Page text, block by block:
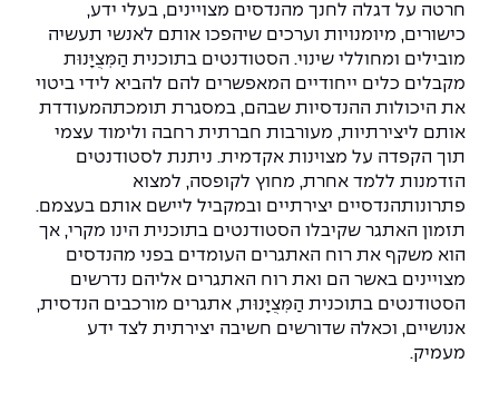
חרטה על דגלה לחנך מהנדסים מצויינים, בעלי ידע,
כישורים, מיומנויות וערכים שיהפכו אותם לאנשי תעשיה
מובילים ומחוללי שינוי. הסטודנטים בתוכנית הַמְּצֻיָּנוּת
מקבלים כלים ייחודיים המאפשרים להם להביא לידי ביטוי
את היכולות ההנדסיות שבהם, במסגרת תומכתהמעודדת
אותם ליצירתיות, מעורבות חברתית רחבה ולימוד עצמי
תוך הקפדה על מצוינות אקדמית. ניתנת לסטודנטים
הזדמנות ללמד אחרת, מחוץ לקופסה, למצוא
פתרונותהנדסיים יצירתיים ובמקביל ליישם אותם בעצמם.
תזמון האתגר שקיבלו הסטודנטים בתוכנית הינו מקרי, אך
הוא משקף את רוח האתגרים העומדים בפני מהנדסים
מצויינים באשר הם ואת רוח האתגרים אליהם נדרשים
הסטודנטים בתוכנית הַמְּצֻיָּנוּת, אתגרים מורכבים הנדסית,
אנושיים, וכאלה שדורשים חשיבה יצירתית לצד ידע
מעמיק.
משרות פנויות
אזור אישי
כניסה לסטודנטים
קורס ניהול לוגיסטיקה ורכש
קורס ניהול מוצר בשילוב AI
קורס דירקטורים
קורס אנרגיה מתחדשת
אווירה נפיצה במתקני חשמל ומכשור
קורס ניהול פרויקטים בשילוב AI
קורסים מקצועיים מותאמים לארגונים
היחידה לבינלאומיות
שכר לימוד
מלגות
The Afeka Shop
חנות החדשנות והיזמות